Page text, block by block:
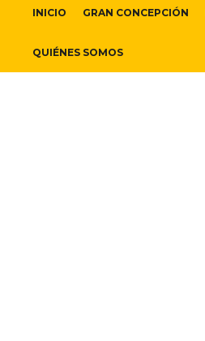
INICIO GRAN CONCEPCIÓN
QUIÉNES SOMOS